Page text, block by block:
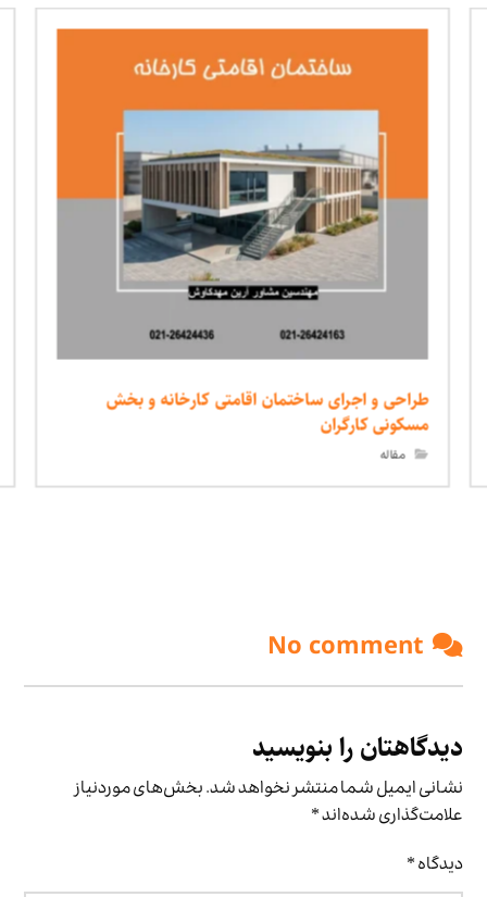
طراحی و اجرای ساختمان اقامتی کارخانه و بخش
مسکونی کارگران
مقاله
No comment
دیدگاهتان را بنویسید
نشانی ایمیل شما منتشر نخواهد شد.بخش‌های موردنیاز
علامت‌گذاری شده‌اند*
دیدگاه*